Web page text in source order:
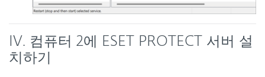
IV. 컴퓨터 2에 ESET PROTECT 서버 설
치하기